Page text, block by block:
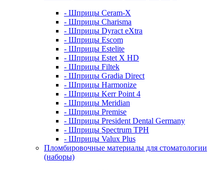
- Шприцы Ceram-X
- Шприцы Charisma
- Шприцы Dyract eXtra
- Шприцы Escom
- Шприцы Estelite
- Шприцы Estet X HD
- Шприцы Filtek
- Шприцы Gradia Direct
- Шприцы Harmonize
- Шприцы Kerr Point 4
- Шприцы Meridian
- Шприцы Premise
- Шприцы President Dental Germany
- Шприцы Spectrum TPH
- Шприцы Valux Plus
Пломбировочные материалы для стоматологии
(наборы)